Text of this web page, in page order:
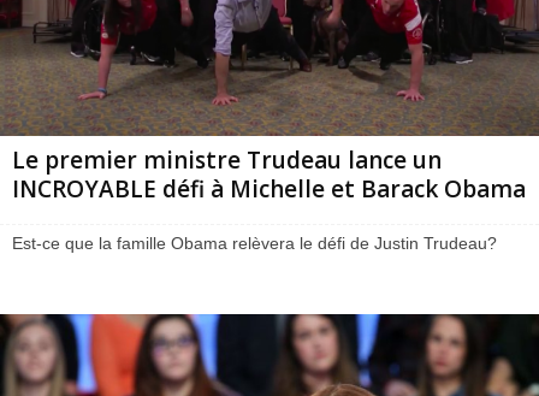
Le premier ministre Trudeau lance un
INCROYABLE défi à Michelle et Barack Obama
Est-ce que la famille Obama relèvera le défi de Justin Trudeau?